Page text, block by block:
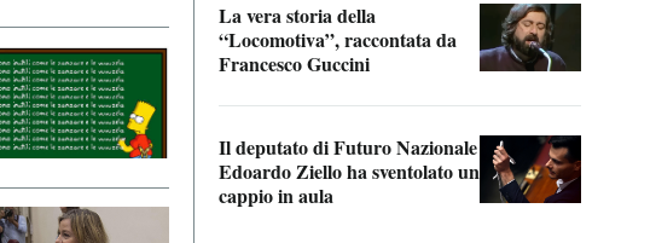
La vera storia della
“Locomotiva”, raccontata da
Francesco Guccini
Il deputato di Futuro Nazionale
Edoardo Ziello ha sventolato un
cappio in aula